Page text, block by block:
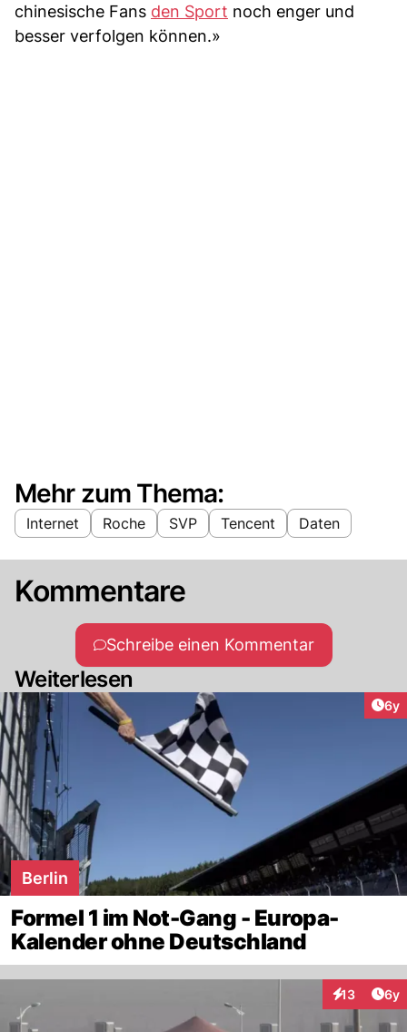
chinesische Fans den Sport noch enger und
besser verfolgen können.»
Mehr zum Thema:
Internet Roche SVP Tencent Daten
Kommentare
Schreibe einen Kommentar
Weiterlesen
6y
Berlin
Formel 1 im Not-Gang - Europa-
Kalender ohne Deutschland
13 6y